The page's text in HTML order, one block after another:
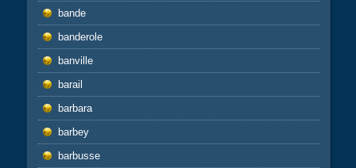
bande
banderole
banville
barail
barbara
barbey
barbusse